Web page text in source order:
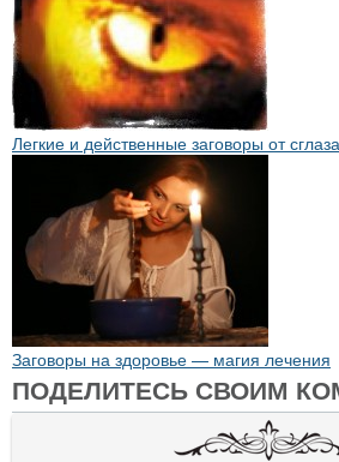
Легкие и действенные заговоры от сглаза
Заговоры на здоровье — магия лечения
ПОДЕЛИТЕСЬ СВОИМ